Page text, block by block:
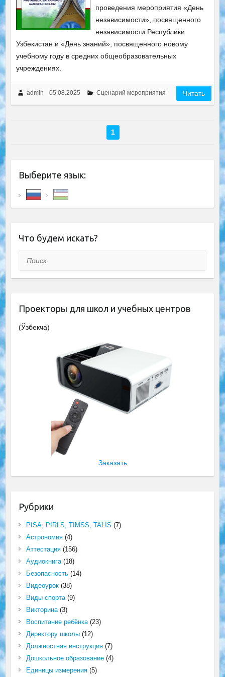
проведения мероприятия «День
независимости», посвященного
независимости Республики
Узбекистан и «День знаний», посвященного новому
учебному году в средних общеобразовательных
учреждениях.
admin 05.08.2025 Сценарий мероприятия Читать
1
Выберите язык:
Что будем искать?
Поиск
Проекторы для школ и учебных центров
(Ўзбекча)
Заказать
Рубрики
PISA, PIRLS, TIMSS, TALIS (7)
Астрономия(4)
Аттестация(156)
Аудиокнига(18)
Безопасность(14)
Видеоурок(38)
Виды спорта(9)
Викторина(3)
Воспитание ребёнка(23)
Директору школы(12)
Должностная инструкция(7)
Дошкольное образование(4)
Единицы измерения(5)